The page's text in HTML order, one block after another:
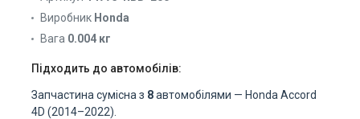
Виробник Honda
Вага 0.004 кг
Підходить до автомобілів:
Запчастина сумісна з 8автомобілями — Honda Accord
4D (2014–2022).